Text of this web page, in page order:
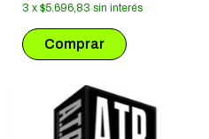
3 x $5.696,83 sin interés